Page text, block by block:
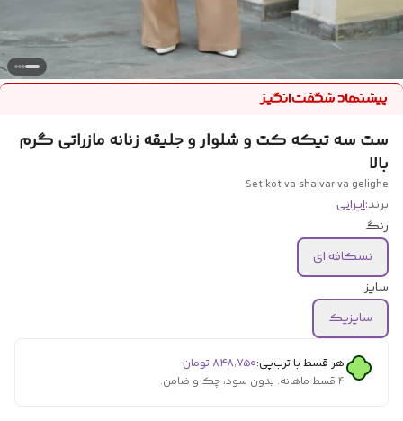
ست سه تیکه کت و شلوار و جلیقه زنانه مازراتی گرم
بالا
Set kot va shalvar va gelighe
برند:ایرانی
رنگ
نسکافه ای
سایز
سایزیک
هر قسط با ترب‌پی:۸۴۸٬۷۵۰تومان
۴ قسط ماهانه. بدون سود، چک و ضامن.